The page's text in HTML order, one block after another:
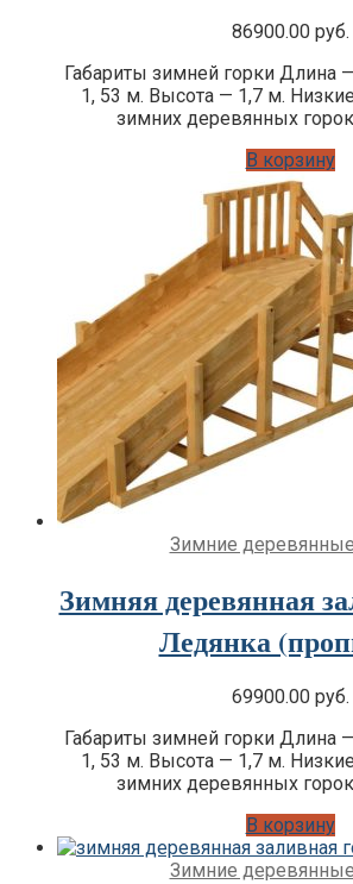
86900.00 руб.
Габариты зимней горки Длина
1, 53 м. Высота — 1,7 м.
зимних деревянных горок
В корзину
Зимние
Зимняя деревянная
Ледянка
69900.00 руб.
Габариты зимней горки Длина
1, 53 м. Высота — 1,7 м.
зимних деревянных горок
В корзину
Зимние